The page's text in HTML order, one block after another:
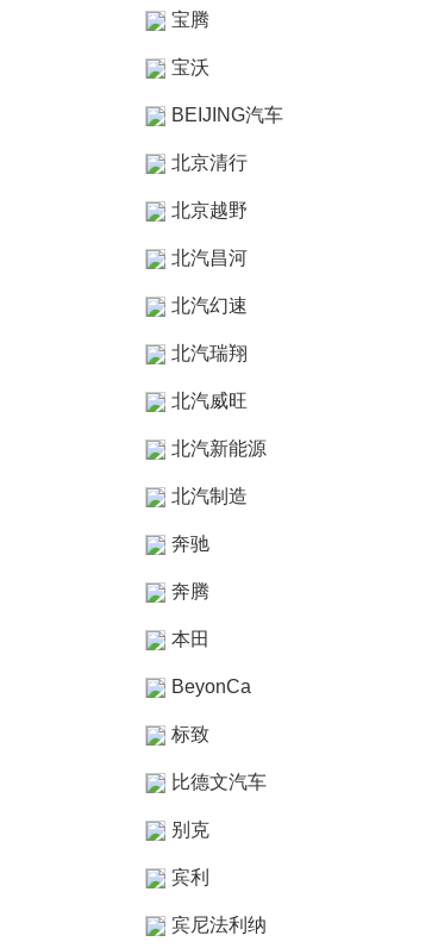
宝腾
宝沃
BEIJING汽车
北京清行
北京越野
北汽昌河
北汽幻速
北汽瑞翔
北汽威旺
北汽新能源
北汽制造
奔驰
奔腾
本田
BeyonCa
标致
比德文汽车
别克
宾利
宾尼法利纳